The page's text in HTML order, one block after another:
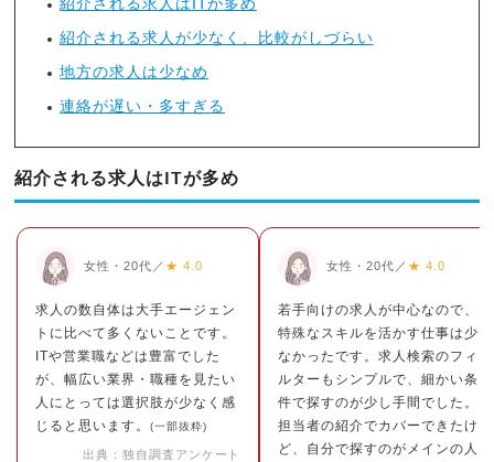
紹介される求人はITが多め
紹介される求人が少なく、比較がしづらい
地方の求人は少なめ
連絡が遅い・多すぎる
紹介される求人はITが多め
女性・20代／ ★ 4.0
求人の数自体は大手エージェン
トに比べて多くないことです。
ITや営業職などは豊富でした
が、幅広い業界・職種を見たい
人にとっては選択肢が少なく感
じると思います。(一部抜粋)
出典：独自調査アンケート
女性・20代／ ★ 4.0
若手向けの求人が中心なので、
特殊なスキルを活かす仕事は少
なかったです。求人検索のフィ
ルターもシンプルで、細かい条
件で探すのが少し手間でした。
担当者の紹介でカバーできたけ
ど、自分で探すのがメインの人